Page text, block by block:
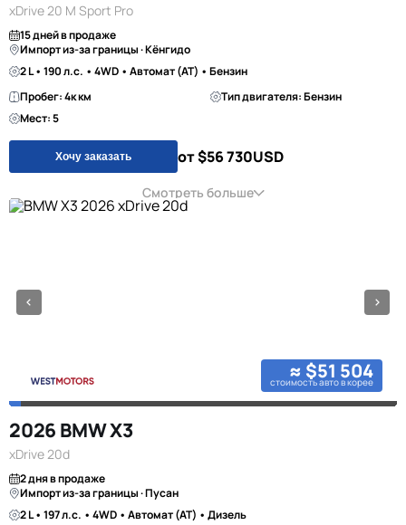
xDrive 20 M Sport Pro
15 дней в продаже
Импорт из-за границы · Кёнгидо
2 L • 190 л.с. • 4WD • Автомат (AT) • Бензин
Пробег: 4к км
Тип двигателя: Бензин
Мест: 5
Хочу заказать от $56 730USD
Смотреть больше
≈ $51 504
стоимость авто в корее
2026 BMW X3
xDrive 20d
2 дня в продаже
Импорт из-за границы · Пусан
2 L • 197 л.с. • 4WD • Автомат (AT) • Дизель